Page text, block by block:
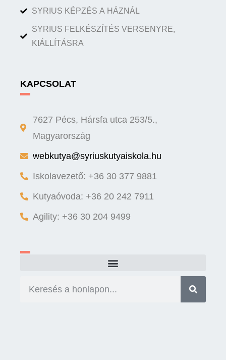
SYRIUS KÉPZÉS A HÁZNÁL
SYRIUS FELKÉSZÍTÉS VERSENYRE,
KIÁLLÍTÁSRA
KAPCSOLAT
7627 Pécs, Hársfa utca 253/5.,
Magyarország
webkutya@syriuskutyaiskola.hu
Iskolavezető: +36 30 377 9881
Kutyaóvoda: +36 20 242 7911
Agility: +36 30 204 9499